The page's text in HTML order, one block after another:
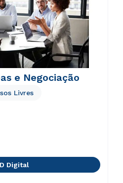
e Negociação
Livres
Digital